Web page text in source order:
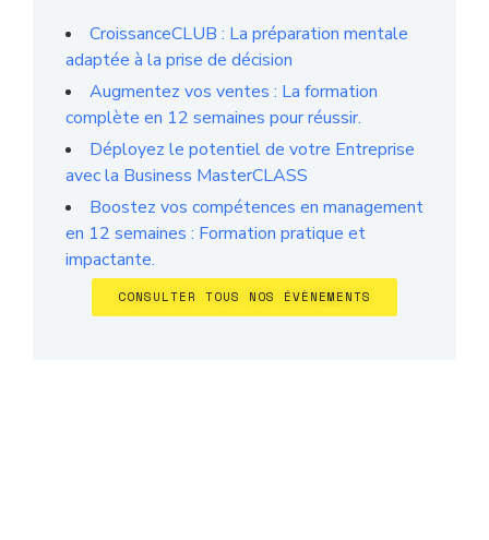
CroissanceCLUB : La préparation mentale
adaptée à la prise de décision
Augmentez vos ventes : La formation
complète en 12 semaines pour réussir.
Déployez le potentiel de votre Entreprise
avec la Business MasterCLASS
Boostez vos compétences en management
en 12 semaines : Formation pratique et
impactante.
CONSULTER TOUS NOS ÉVÈNEMENTS